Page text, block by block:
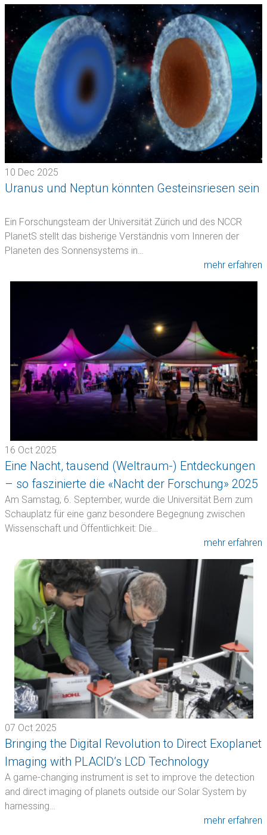
10 Dec 2025
Uranus und Neptun könnten Gesteinsriesen sein
Ein Forschungsteam der Universität Zürich und des NCCR
PlanetS stellt das bisherige Verständnis vom Inneren der
Planeten des Sonnensystems in…
mehr erfahren
16 Oct 2025
Eine Nacht, tausend (Weltraum-) Entdeckungen
– so faszinierte die «Nacht der Forschung» 2025
Am Samstag, 6. September, wurde die Universität Bern zum
Schauplatz für eine ganz besondere Begegnung zwischen
Wissenschaft und Öffentlichkeit: Die…
mehr erfahren
07 Oct 2025
Bringing the Digital Revolution to Direct Exoplanet
Imaging with PLACID’s LCD Technology
A game-changing instrument is set to improve the detection
and direct imaging of planets outside our Solar System by
harnessing…
mehr erfahren